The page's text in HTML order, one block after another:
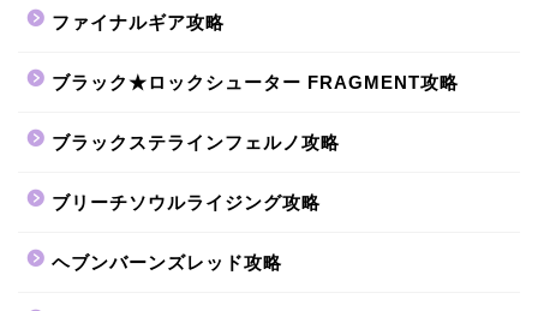
ファイナルギア攻略
ブラック★ロックシューター FRAGMENT攻略
ブラックステラインフェルノ攻略
ブリーチソウルライジング攻略
ヘブンバーンズレッド攻略